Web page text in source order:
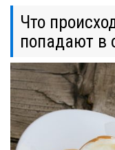
Что
попадают в